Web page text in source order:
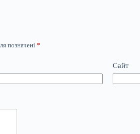
позначені *
Сайт